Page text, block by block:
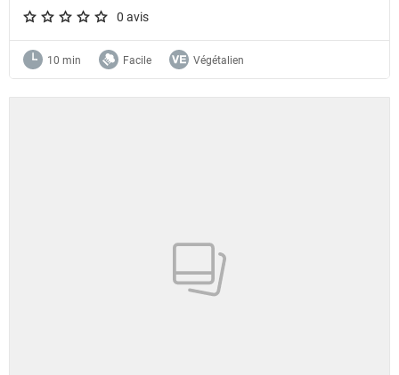
A star rating of 0 out of 5.
0 avis
10 min Facile Végétalien